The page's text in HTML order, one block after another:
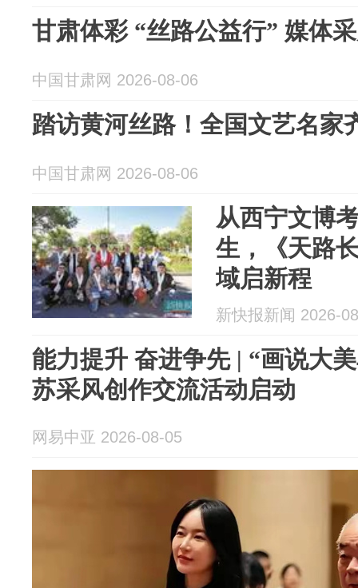
甘肃体彩 “丝路公益行” 媒体
中国甘肃网 2026-08-06
踏访黄河丝路！全国文艺名家
中国甘肃网 2026-08-06
从西宁文博
生，《天路
域启新程
新快报新闻 2026-
能力提升 奋进争先 | “画说大
苏采风创作交流活动启动
网易中亚 2026-08-05